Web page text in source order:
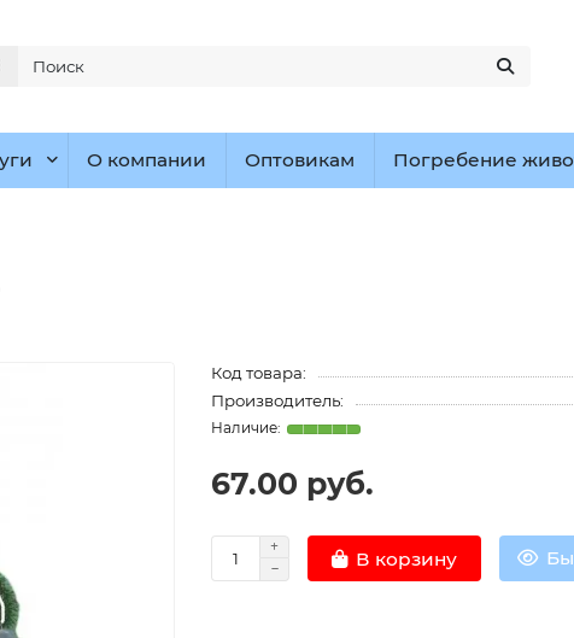
О компании Оптовикам Погребение
Код товара:
Производитель:
67.00 руб.
В корзину